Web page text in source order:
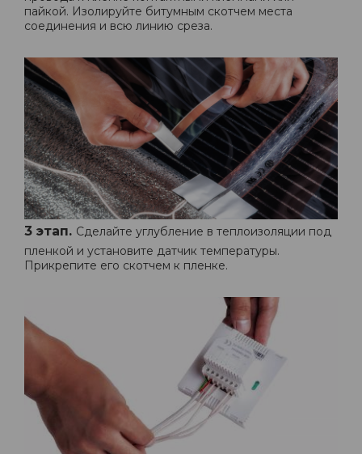
пайкой. Изолируйте битумным скотчем места
соединения и всю линию среза.
3 этап. Сделайте углубление в теплоизоляции под
пленкой и установите датчик температуры.
Прикрепите его скотчем к пленке.